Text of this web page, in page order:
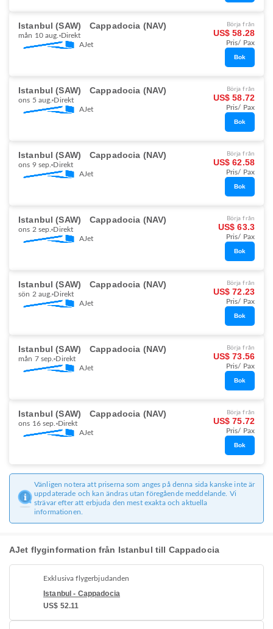
Istanbul (SAW) Cappadocia (NAV)
mån 10 aug. Direkt
AJet
Börja från
US$ 58.28
Pris/ Pax
Bok
Istanbul (SAW) Cappadocia (NAV)
ons 5 aug. Direkt
AJet
Börja från
US$ 58.72
Pris/ Pax
Bok
Istanbul (SAW) Cappadocia (NAV)
ons 9 sep. Direkt
AJet
Börja från
US$ 62.58
Pris/ Pax
Bok
Istanbul (SAW) Cappadocia (NAV)
ons 2 sep. Direkt
AJet
Börja från
US$ 63.3
Pris/ Pax
Bok
Istanbul (SAW) Cappadocia (NAV)
sön 2 aug. Direkt
AJet
Börja från
US$ 72.23
Pris/ Pax
Bok
Istanbul (SAW) Cappadocia (NAV)
mån 7 sep. Direkt
AJet
Börja från
US$ 73.56
Pris/ Pax
Bok
Istanbul (SAW) Cappadocia (NAV)
ons 16 sep. Direkt
AJet
Börja från
US$ 75.72
Pris/ Pax
Bok
Vänligen notera att priserna som anges på denna sida kanske inte är
uppdaterade och kan ändras utan föregående meddelande. Vi
strävar efter att erbjuda den mest exakta och aktuella
informationen.
AJet flyginformation från Istanbul till Cappadocia
Exklusiva flygerbjudanden
Istanbul - Cappadocia
US$ 52.11